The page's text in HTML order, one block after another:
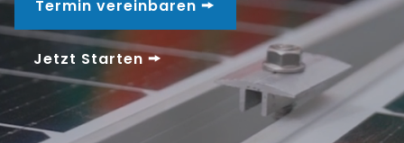
Termin vereinbaren 🠚
Jetzt Starten 🠚